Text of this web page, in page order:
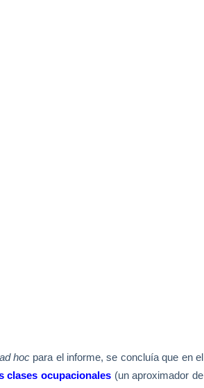
ad hocpara el informe, se concluía que en el
clases ocupacionales(un aproximador de